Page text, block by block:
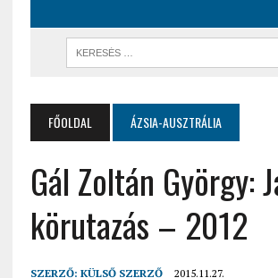
FŐOLDAL ÁZSIA-AUSZTRÁLIA
Gál Zoltán György:
körutazás – 2012
SZERZŐ: KÜLSŐ SZERZŐ 2015.11.27.